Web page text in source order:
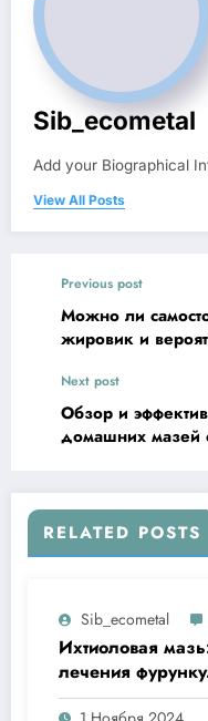
Sib_ecometal
Add your Biographical
View All Posts
Previous post
Можно ли
жировик и
Next post
Обзор и
домашних мазей
RELATED POSTS
Sib_ecometal
Ихтиоловая
лечения